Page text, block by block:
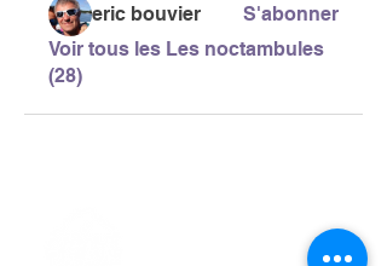
eric bouvier
S'abonner
Voir tous les Les noctambules
(28)